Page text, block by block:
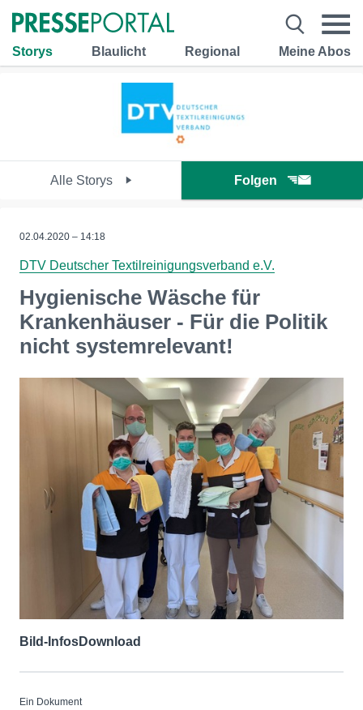
Storys Blaulicht Regional Meine Abos
Alle Storys Folgen
02.04.2020 – 14:18
DTV Deutscher Textilreinigungsverband e.V.
Hygienische Wäsche für
Krankenhäuser - Für die Politik
nicht systemrelevant!
Bild-InfosDownload
Ein Dokument